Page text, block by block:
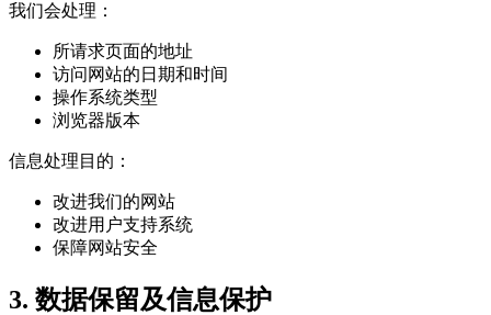
我们会处理：
所请求页面的地址
访问网站的日期和时间
操作系统类型
浏览器版本
信息处理目的：
改进我们的网站
改进用户支持系统
保障网站安全
3. 数据保留及信息保护